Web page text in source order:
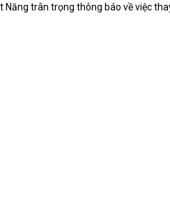
Năng trân trọng thông báo về việc